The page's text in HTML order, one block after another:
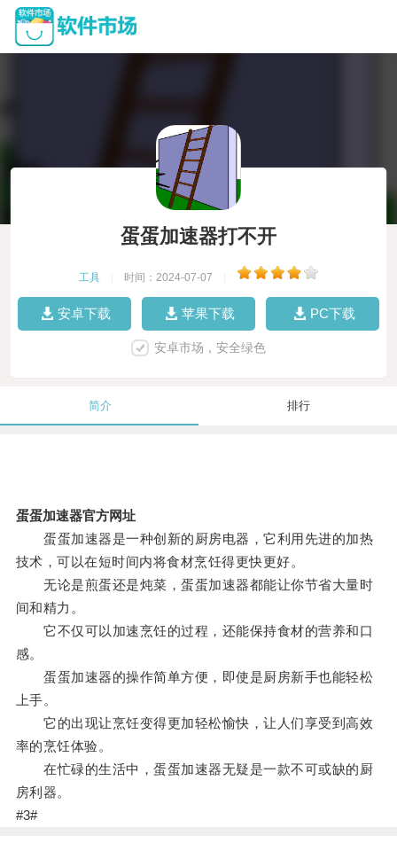
蛋蛋加速器打不开
工具 时间：2024-07-07
安卓下载 苹果下载 PC下载
安卓市场，安全绿色
简介 排行
蛋蛋加速器官方网址
蛋蛋加速器是一种创新的厨房电器，它利用先进的加热
技术，可以在短时间内将食材烹饪得更快更好。
无论是煎蛋还是炖菜，蛋蛋加速器都能让你节省大量时
间和精力。
它不仅可以加速烹饪的过程，还能保持食材的营养和口
感。
蛋蛋加速器的操作简单方便，即使是厨房新手也能轻松
上手。
它的出现让烹饪变得更加轻松愉快，让人们享受到高效
率的烹饪体验。
在忙碌的生活中，蛋蛋加速器无疑是一款不可或缺的厨
房利器。
#3#